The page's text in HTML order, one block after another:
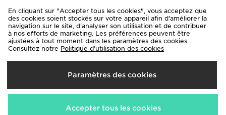
Livraison Vers
France
Nous acceptons les méthodes de paiement suivantes
En cliquant sur "Accepter tous les cookies", vous acceptez que
des cookies soient stockés sur votre appareil afin d'améliorer la
navigation sur le site, d'analyser son utilisation et de contribuer
à nos efforts de marketing. Les préférences peuvent être
ajustées à tout moment dans les paramètres des cookies.
Consultez notre Politique d'utilisation des cookies
Paramètres des cookies
Accepter tous les cookies